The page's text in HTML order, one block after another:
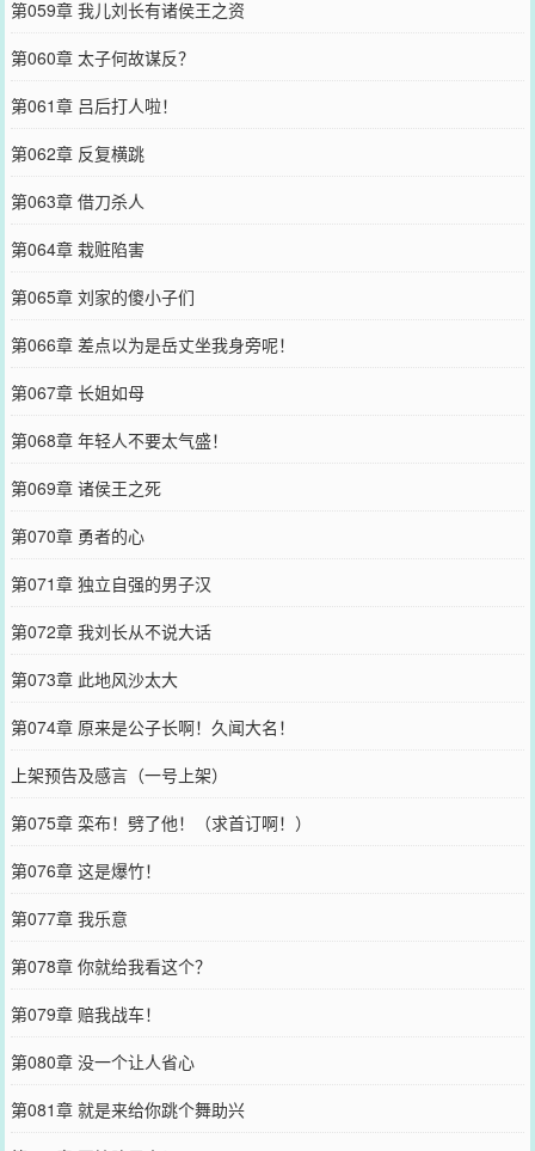
第059章 我儿刘长有诸侯王之资
第060章 太子何故谋反？
第061章 吕后打人啦！
第062章 反复横跳
第063章 借刀杀人
第064章 栽赃陷害
第065章 刘家的傻小子们
第066章 差点以为是岳丈坐我身旁呢！
第067章 长姐如母
第068章 年轻人不要太气盛！
第069章 诸侯王之死
第070章 勇者的心
第071章 独立自强的男子汉
第072章 我刘长从不说大话
第073章 此地风沙太大
第074章 原来是公子长啊！久闻大名！
上架预告及感言（一号上架）
第075章 栾布！劈了他！（求首订啊！）
第076章 这是爆竹！
第077章 我乐意
第078章 你就给我看这个？
第079章 赔我战车！
第080章 没一个让人省心
第081章 就是来给你跳个舞助兴